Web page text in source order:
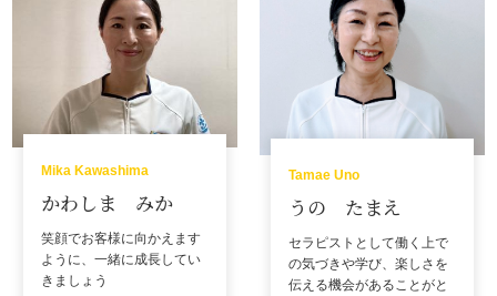
Mika Kawashima
かわしま みか
笑顔でお客様に向かえます
ように、一緒に成長してい
きましょう
Tamae Uno
うの たまえ
セラピストとして働く上で
の気づきや学び、楽しさを
伝える機会があることがと